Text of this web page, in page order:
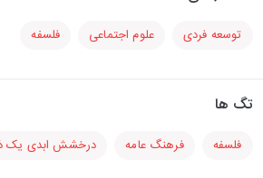
توسعه فردی علوم اجتماعی فلسفه
تگ ها
فلسفه فرهنگ عامه درخشش ابدی یک